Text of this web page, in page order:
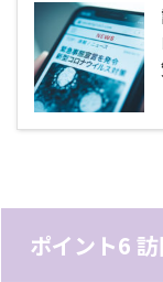
ポイント6